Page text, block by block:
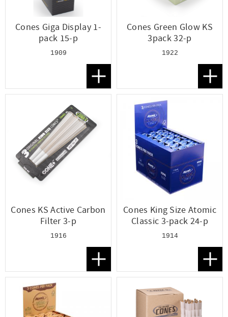
Cones Giga Display 1-
pack 15-p
1909
Lägg till i favoriter
Cones Green Glow KS
3pack 32-p
1922
Cones KS Active Carbon
Filter 3-p
1916
Lägg till i favoriter
Cones King Size Atomic
Classic 3-pack 24-p
1914